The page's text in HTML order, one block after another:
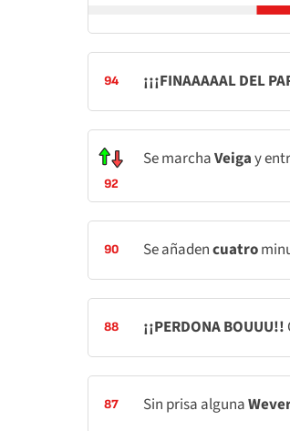
94 ¡¡¡FINAAAAAL DEL
92
Se marchaVeigay
90 Se añadencuatro
88 ¡¡PERDONA BOUUU!!
87 Sin prisa alguna